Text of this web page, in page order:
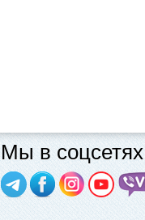
Мы в соцсетях